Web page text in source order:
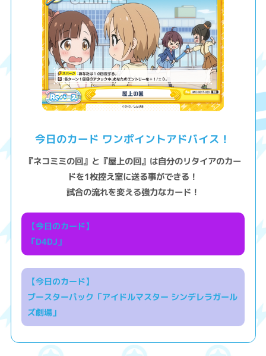
今日のカード ワンポイントアドバイス！
『ネコミミの回』と『屋上の回』は自分のリタイアのカー
ドを1枚控え室に送る事ができる！
試合の流れを変える強力なカード！
【今日のカード】
「D4DJ」
【今日のカード】
ブースターパック「アイドルマスター シンデレラガール
ズ劇場」